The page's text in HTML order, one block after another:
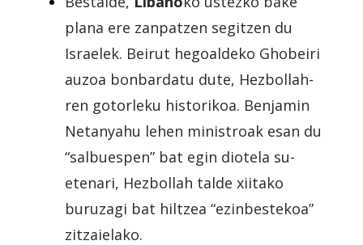
plana ere zanpatzen segitzen du
Israelek. Beirut hegoaldeko Ghobeiri
auzoa bonbardatu dute, Hezbollah-
ren gotorleku historikoa. Benjamin
Netanyahu lehen ministroak esan du
“salbuespen” bat egin diotela su-
etenari, Hezbollah talde xiitako
buruzagi bat hiltzea “ezinbestekoa”
zitzaielako.